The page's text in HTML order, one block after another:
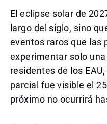
El eclipse solar de
largo del siglo, sino
eventos raros que las
experimentar solo
residentes de los
parcial fue visible el
próximo no ocurrirá